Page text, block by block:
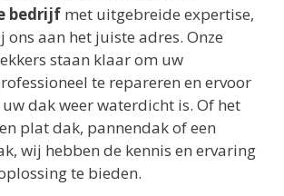
bedrijf met uitgebreide expertise,
aan het juiste adres. Onze
staan klaar om uw
te repareren en ervoor
dak weer waterdicht is. Of het
plat dak, pannendak of een
wij hebben de kennis en ervaring
te bieden.